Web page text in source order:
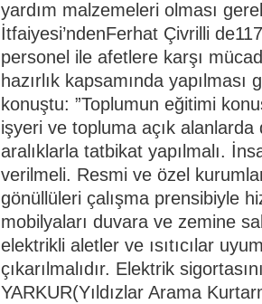
yardım malzemeleri olması
İtfaiyesi’ndenFerhat Çivrilli
personel ile afetlere karşı
hazırlık kapsamında
konuştu: ”Toplumun eğitimi
işyeri ve topluma açık alanlarda
aralıklarla tatbikat yapılmalı.
verilmeli. Resmi ve özel
gönüllüleri çalışma prensibiyle
mobilyaları duvara ve zemine
elektrikli aletler ve ısıtıcılar
çıkarılmalıdır. Elektrik
YARKUR(Yıldızlar Arama